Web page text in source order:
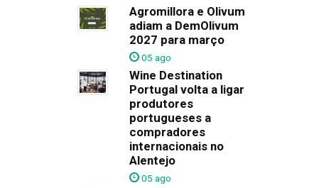
Agromillora e Olivum
adiam a DemOlivum
2027 para março
05 ago
Wine Destination
Portugal volta a ligar
produtores
portugueses a
compradores
internacionais no
Alentejo
05 ago